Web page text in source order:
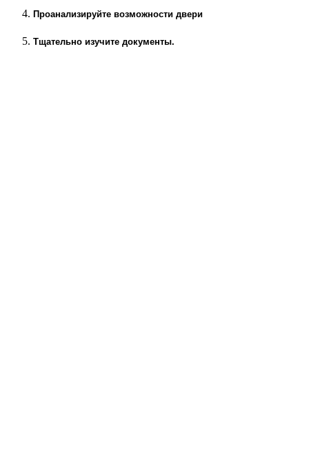
Проанализируйте возможности двери
Тщательно изучите документы.